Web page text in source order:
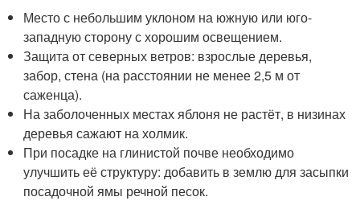
Место с небольшим уклоном на южную или юго-
западную сторону с хорошим освещением.
Защита от северных ветров: взрослые деревья,
забор, стена (на расстоянии не менее 2,5 м от
саженца).
На заболоченных местах яблоня не растёт, в низинах
деревья сажают на холмик.
При посадке на глинистой почве необходимо
улучшить её структуру: добавить в землю для засыпки
посадочной ямы речной песок.